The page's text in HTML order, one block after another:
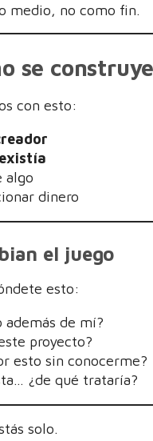
medio, no como fin.
se
con esto:
algo
dinero
el juego
esto:
además de mí?
proyecto?
esto sin conocerme?
¿de qué trataría?
solo.